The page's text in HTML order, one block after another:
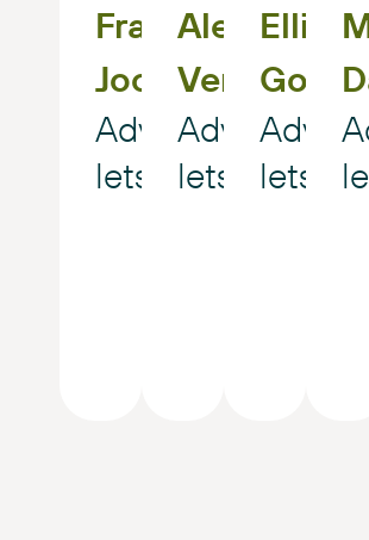
Frans
Joosten
Advocaat
letselschade
Alex
Verhoeven
Advocaat
Ellis